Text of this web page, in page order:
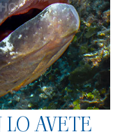
AVETE